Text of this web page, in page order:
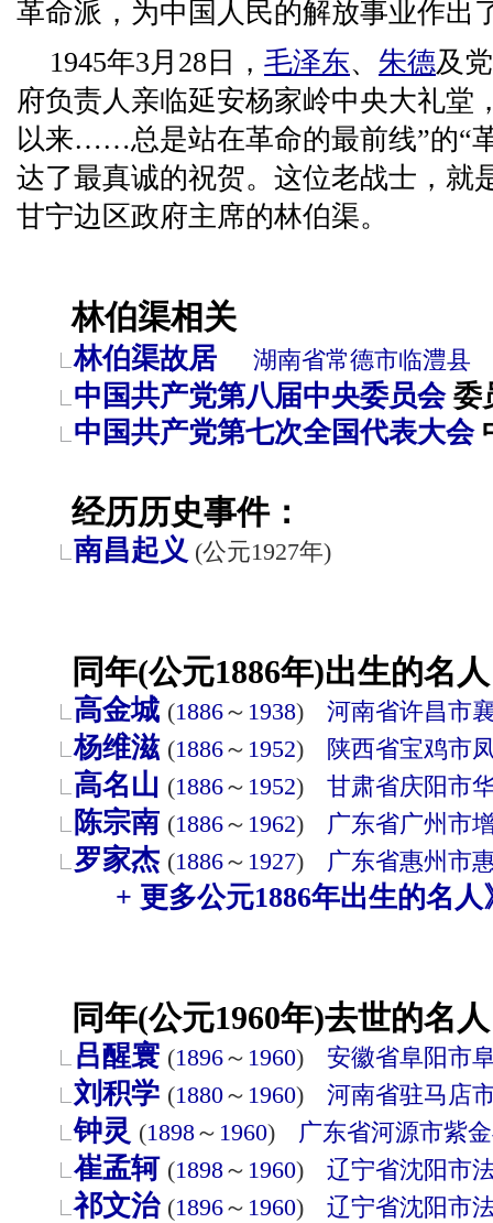
革命派，为中国人民的解放事业作出
1945年3月28日， 毛泽东、 朱德及
府负责人亲临延安杨家岭中央大礼堂
以来……总是站在革命的最前线”的“
达了最真诚的祝贺。这位老战士，就
甘宁边区政府主席的林伯渠。
林伯渠相关
林伯渠故居 湖南省常德市临澧县
中国共产党第八届中央委员会委
中国共产党第七次全国代表大会
经历历史事件：
南昌起义 (公元1927年)
同年(公元1886年)出生的名
高金城 (1886～ 1938) 河南省许昌市
杨维滋 (1886～ 1952) 陕西省宝鸡市
高名山 (1886～ 1952) 甘肃省庆阳市
陈宗南 (1886～ 1962) 广东省广州市
罗家杰 (1886～ 1927) 广东省惠州市
+ 更多公元1886年出生的名人
同年(公元1960年)去世的名
吕醒寰 (1896～ 1960) 安徽省阜阳市
刘积学 (1880～ 1960) 河南省驻马店
钟灵 (1898～ 1960) 广东省河源市紫
崔孟轲 (1898～ 1960) 辽宁省沈阳市
祁文治 (1896～ 1960) 辽宁省沈阳市